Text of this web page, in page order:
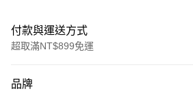
付款與運送方式
超取滿NT$899免運
信用卡一次付款
品牌